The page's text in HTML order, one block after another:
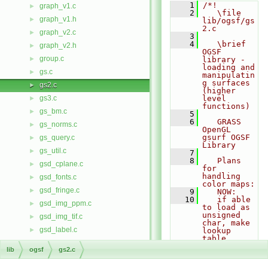
► graph_v1.c
► graph_v1.h
► graph_v2.c
► graph_v2.h
► group.c
► gs.c
► gs2.c
► gs3.c
► gs_bm.c
► gs_norms.c
► gs_query.c
► gs_util.c
► gsd_cplane.c
► gsd_fonts.c
► gsd_fringe.c
► gsd_img_ppm.c
► gsd_img_tif.c
► gsd_label.c
gsd_legend.c
► gsd_objs.c
    1
/*!
    2
   \file
lib/ogsf/gs
2.c
    3
    4
   \brief
OGSF
library -
loading and
manipulatin
g surfaces
(higher
level
functions)
    5
    6
   GRASS
OpenGL
gsurf OGSF
Library
    7
    8
   Plans
for
handling
color maps:
    9
   NOW:
   10
   if able
to load as
unsigned
char, make
lookup
table
lib ogsf gs2.c